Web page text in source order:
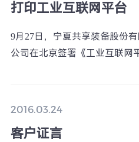
打印工业互联网平台
9月27日，宁夏共享装备股份
公司在北京签署《工业互联网
2016.03.24
客户证言